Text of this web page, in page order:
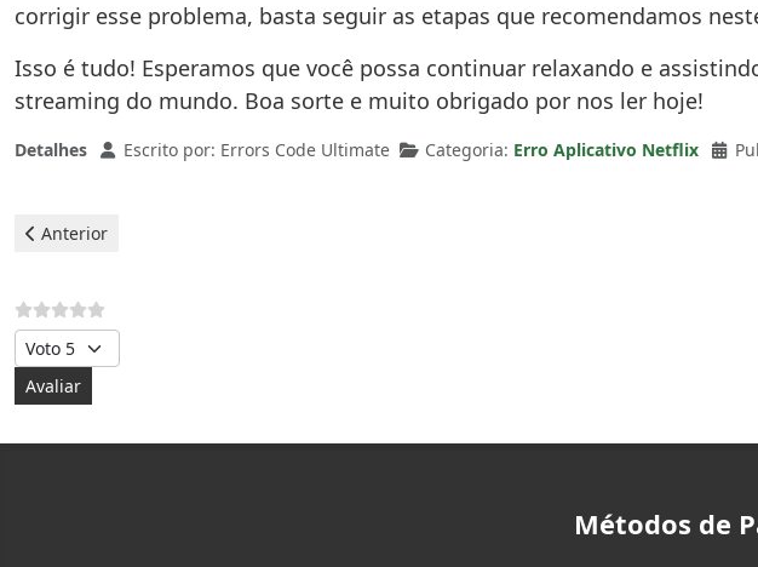
corrigir esse problema, basta seguir as etapas que recomendamos
Isso é tudo! Esperamos que você possa continuar relaxando e
streaming do mundo. Boa sorte e muito obrigado por nos ler hoje!
Detalhes Escrito por: Errors Code Ultimate Categoria: Erro Aplicativo Netflix
Artigo anterior: Netflix - Aplicativo Erro 114
Anterior
Avalie, por favor
Métodos de